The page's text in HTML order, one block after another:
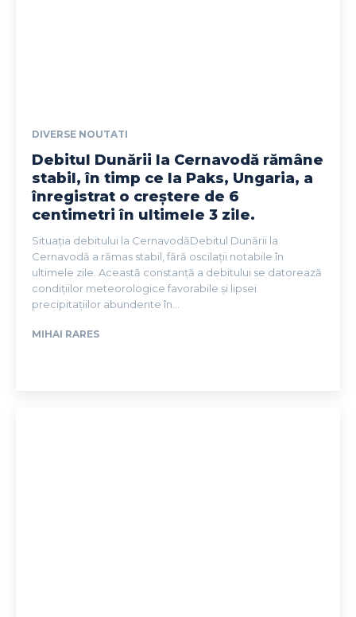
DIVERSE NOUTATI
Debitul Dunării la Cernavodă rămâne
stabil, în timp ce la Paks, Ungaria, a
înregistrat o creștere de 6
centimetri în ultimele 3 zile.
Situația debitului la CernavodăDebitul Dunării la
Cernavodă a rămas stabil, fără oscilații notabile în
ultimele zile. Această constanță a debitului se datorează
condițiilor meteorologice favorabile și lipsei
precipitațiilor abundente în...
MIHAI RARES